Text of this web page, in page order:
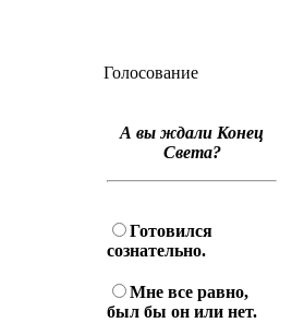
Голосование
А вы ждали Конец
Света?
Готовился
сознательно.
Мне все равно,
был бы он или нет.